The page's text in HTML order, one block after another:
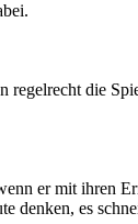
die
er mit ihren
denken, es